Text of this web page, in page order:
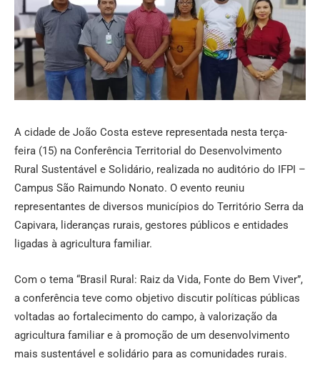
A cidade de João Costa esteve representada nesta terça-
feira (15) na Conferência Territorial do Desenvolvimento
Rural Sustentável e Solidário, realizada no auditório do IFPI –
Campus São Raimundo Nonato. O evento reuniu
representantes de diversos municípios do Território Serra da
Capivara, lideranças rurais, gestores públicos e entidades
ligadas à agricultura familiar.
Com o tema “Brasil Rural: Raiz da Vida, Fonte do Bem Viver”,
a conferência teve como objetivo discutir políticas públicas
voltadas ao fortalecimento do campo, à valorização da
agricultura familiar e à promoção de um desenvolvimento
mais sustentável e solidário para as comunidades rurais.